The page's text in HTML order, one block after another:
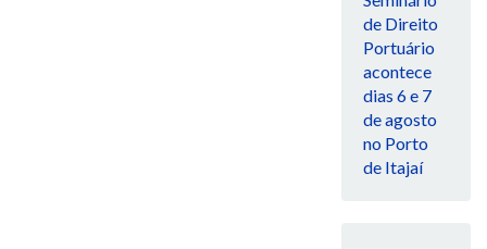
de Direito
Portuário
acontece
dias 6 e 7
de agosto
no Porto
de Itajaí